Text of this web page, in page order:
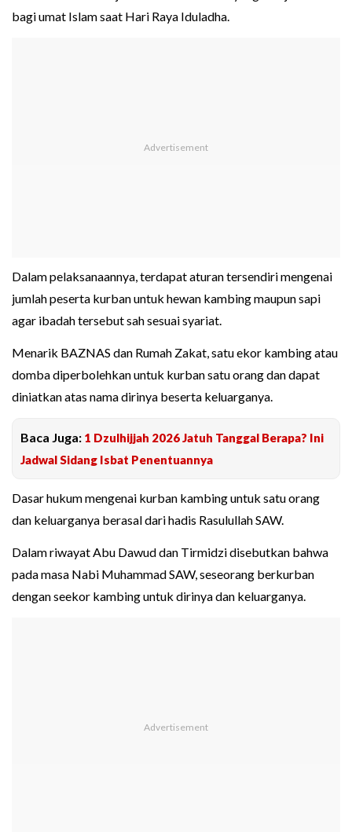
bagi umat Islam saat Hari Raya Iduladha.
Dalam pelaksanaannya, terdapat aturan tersendiri mengenai
jumlah peserta kurban untuk hewan kambing maupun sapi
agar ibadah tersebut sah sesuai syariat.
Menarik BAZNAS dan Rumah Zakat, satu ekor kambing atau
domba diperbolehkan untuk kurban satu orang dan dapat
diniatkan atas nama dirinya beserta keluarganya.
Baca Juga: 1 Dzulhijjah 2026 Jatuh Tanggal Berapa? Ini
Jadwal Sidang Isbat Penentuannya
Dasar hukum mengenai kurban kambing untuk satu orang
dan keluarganya berasal dari hadis Rasulullah SAW.
Dalam riwayat Abu Dawud dan Tirmidzi disebutkan bahwa
pada masa Nabi Muhammad SAW, seseorang berkurban
dengan seekor kambing untuk dirinya dan keluarganya.